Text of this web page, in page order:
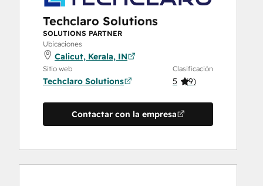
Techclaro Solutions
SOLUTIONS PARTNER
Ubicaciones
Calicut, Kerala, IN
Sitio web
Techclaro Solutions
Clasificación
5 (9)
Contactar con la empresa